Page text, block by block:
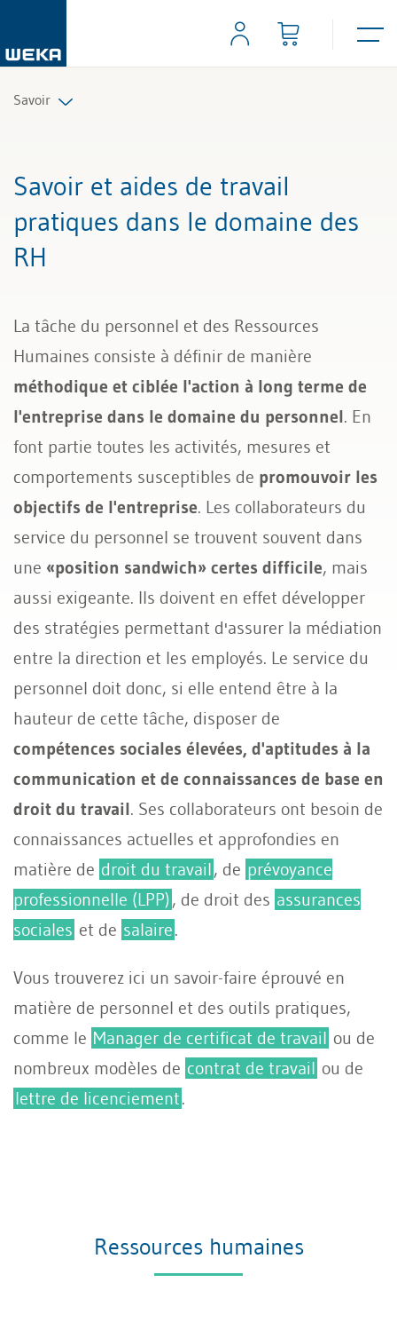
Savoir
Gestion et management
Compétences personnelles
Droit
Savoir et aides de travail
pratiques dans le domaine des
RH
La tâche du personnel et des Ressources
Humaines consiste à définir de manière
méthodique et ciblée l'action à long terme de
l'entreprise dans le domaine du personnel. En
font partie toutes les activités, mesures et
comportements susceptibles de promouvoir les
objectifs de l'entreprise. Les collaborateurs du
service du personnel se trouvent souvent dans
une «position sandwich» certes difficile, mais
aussi exigeante. Ils doivent en effet développer
des stratégies permettant d'assurer la médiation
entre la direction et les employés. Le service du
personnel doit donc, si elle entend être à la
hauteur de cette tâche, disposer de
compétences sociales élevées, d'aptitudes à la
communication et de connaissances de base en
droit du travail. Ses collaborateurs ont besoin de
connaissances actuelles et approfondies en
matière de droit du travail, de prévoyance
professionnelle (LPP), de droit des assurances
sociales et de salaire.
Vous trouverez ici un savoir-faire éprouvé en
matière de personnel et des outils pratiques,
comme le Manager de certificat de travail ou de
nombreux modèles de contrat de travail ou de
lettre de licenciement.
Ressources humaines